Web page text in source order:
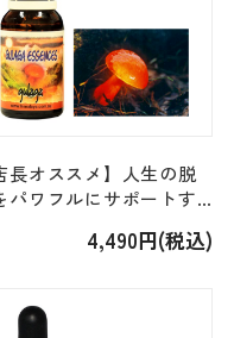
長オススメ】人生の脱
パワフルにサポートす
ーメーション＞「グラ
4,490円(税込)